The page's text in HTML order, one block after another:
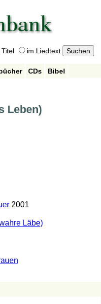
Titel im Liedtext
CDs
Bibel
Leben)
2001
Läbe)